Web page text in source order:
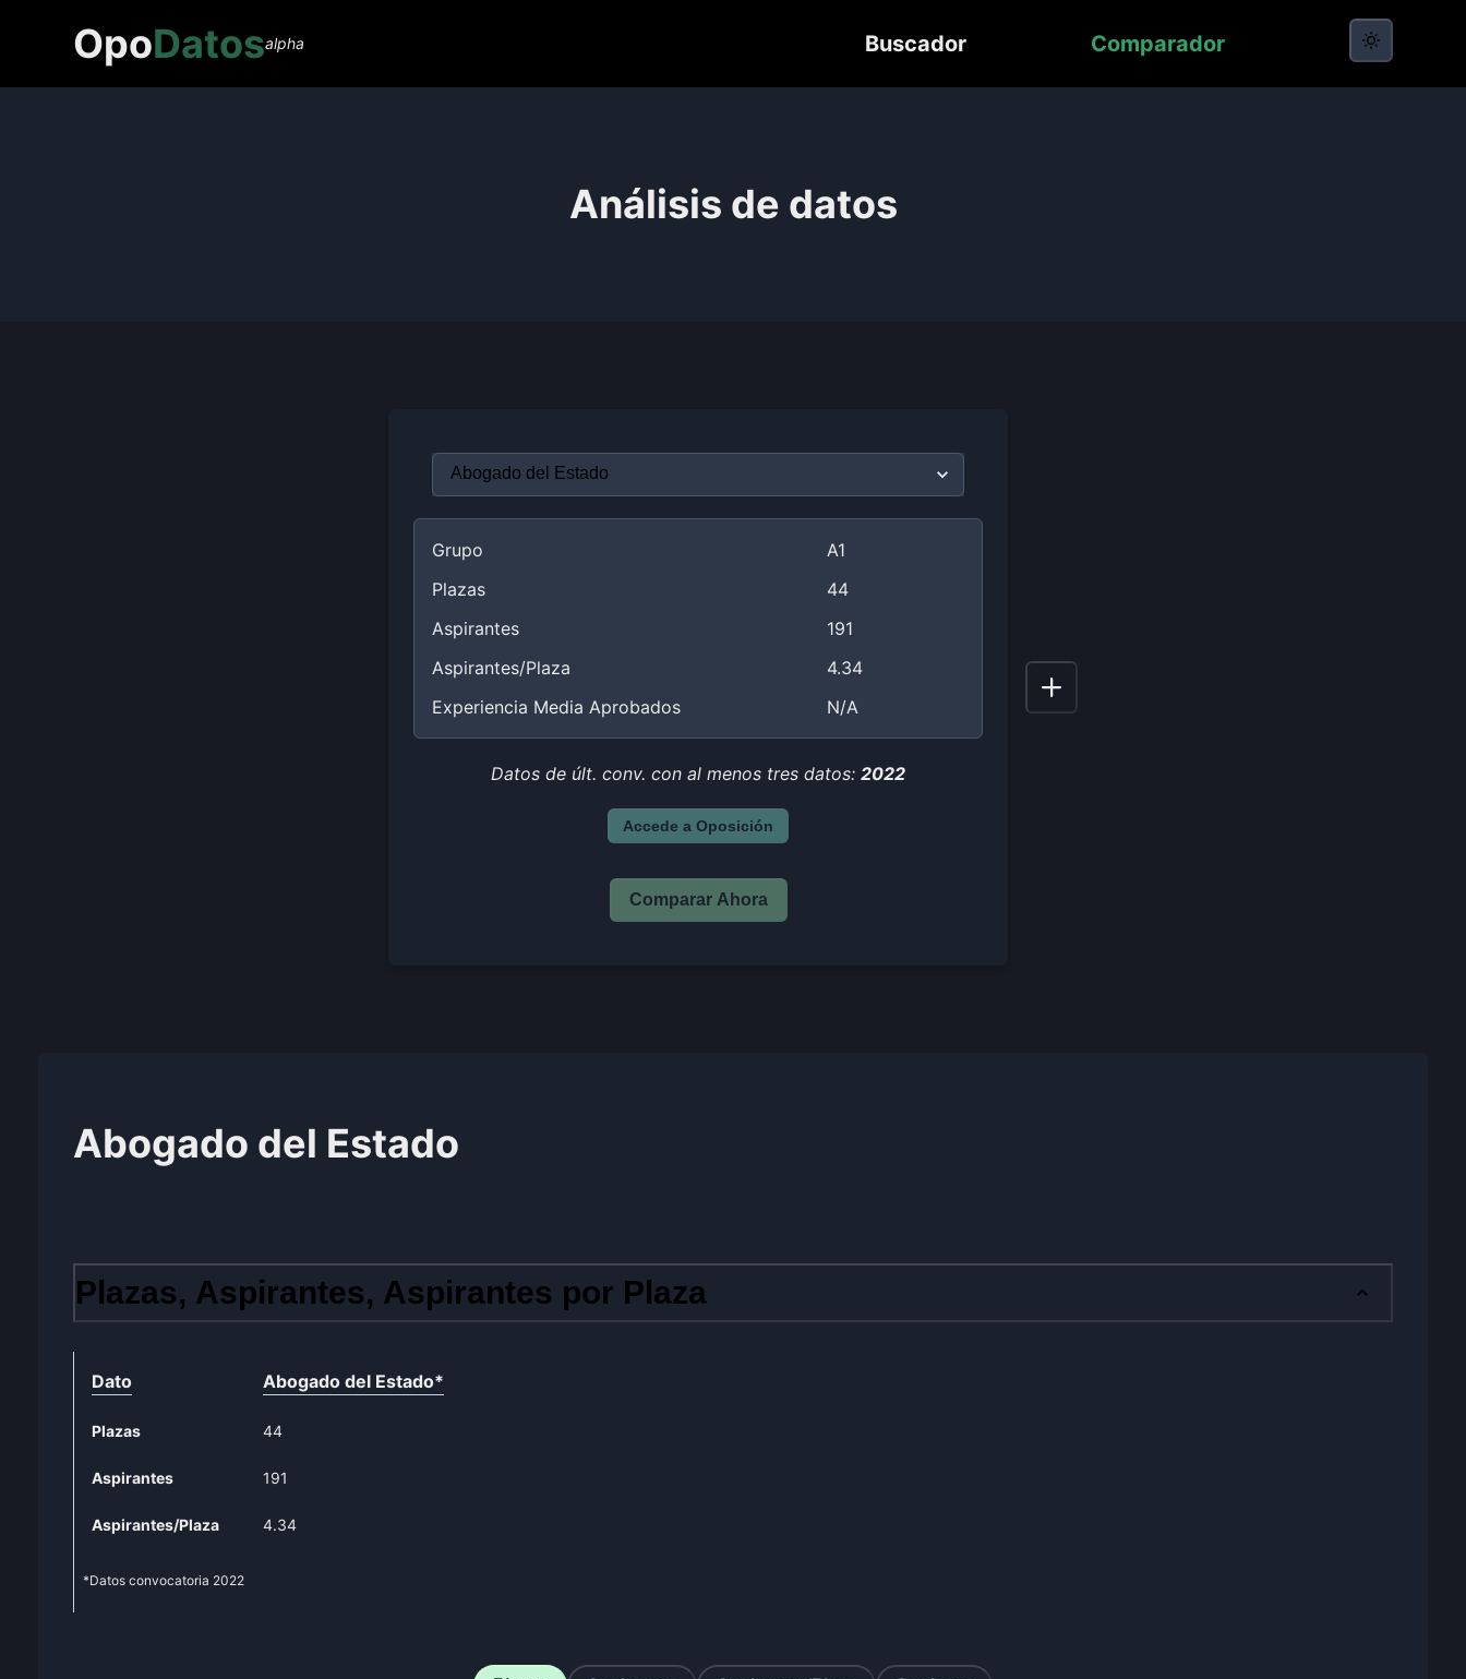
OpoDatosalpha Buscador Comparador
Análisis de datos
Grupo
A1
Plazas
44
Aspirantes
191
Aspirantes/Plaza
4.34
Experiencia Media Aprobados
N/A
Datos de últ. conv. con al menos tres datos: 2022
Accede a Oposición
Comparar Ahora
Abogado del Estado
Plazas, Aspirantes, Aspirantes por Plaza
Dato Abogado del Estado*
Plazas 44
Aspirantes 191
Aspirantes/Plaza 4.34
*Datos convocatoria 2022